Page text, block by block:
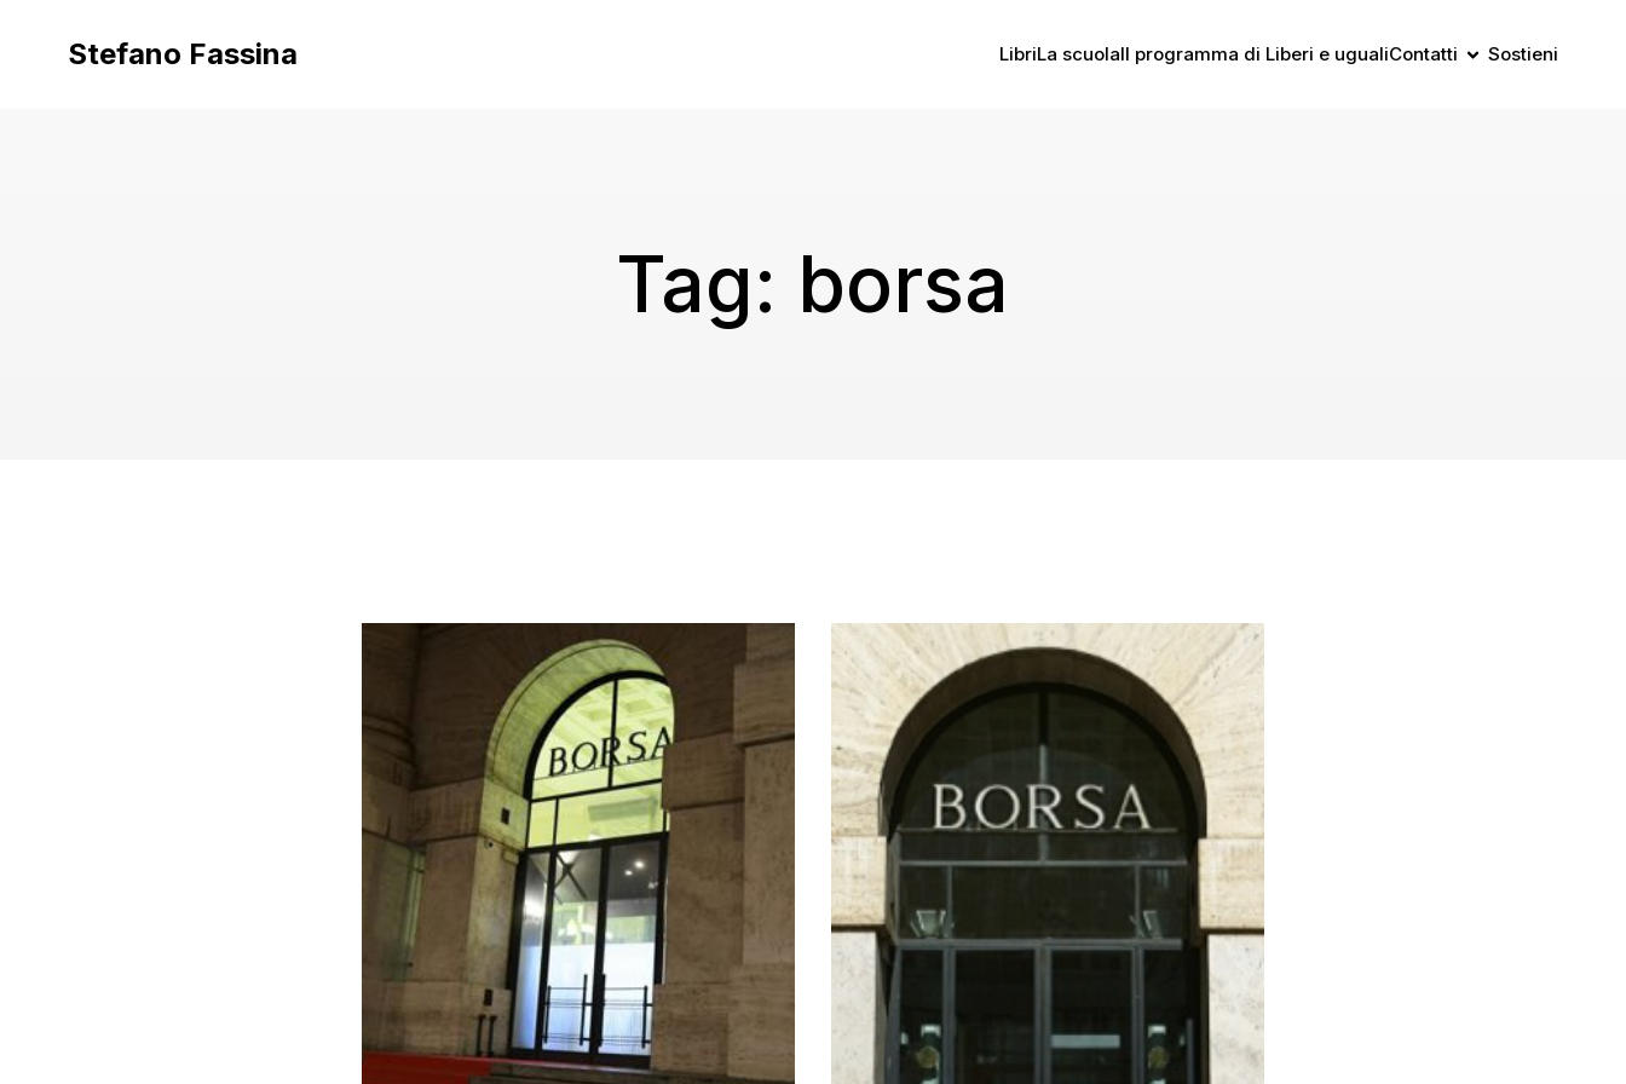
contenutoStefano Fassina LibriLa scuolaIl programma di Liberi e ugualiContatti Sostieni
Tag: borsa